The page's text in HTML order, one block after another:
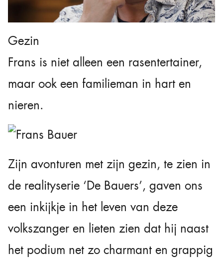
Gezin
Frans is niet alleen een rasentertainer,
maar ook een familieman in hart en
nieren.
Zijn avonturen met zijn gezin, te zien in
de realityserie ‘De Bauers’, gaven ons
een inkijkje in het leven van deze
volkszanger en lieten zien dat hij naast
het podium net zo charmant en grappig